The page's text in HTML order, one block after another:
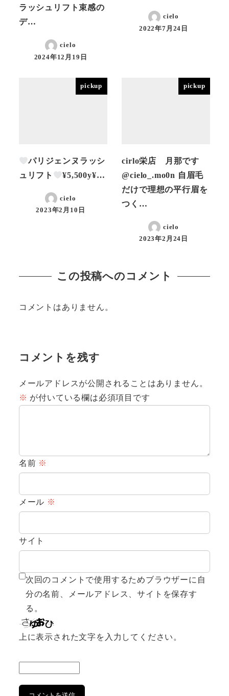
ラッシュリフト束感の
デ…
cielo
投稿日
2024年12月19日
cielo
投稿日
2022年7月24日
pickup
パリジェンヌラッシ
ュリフト
¥5,500y︎¥…
cielo
投稿日
2023年2月10日
pickup
cirlo栄店 月那です
@cielo_.mo0n 自眉毛
だけで理想の平行眉を
つく…
cielo
投稿日
2023年2月24日
この投稿へのコメント
コメントはありません。
コメントを残す
メールアドレスが公開されることはありません。
※ が付いている欄は必須項目です
名前 ※
メール ※
サイト
次回のコメントで使用するためブラウザーに自
分の名前、メールアドレス、サイトを保存す
る。
上に表示された文字を入力してください。